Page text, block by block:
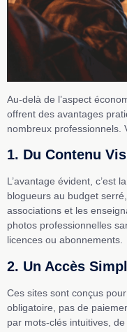
Au-delà de l’aspect
offrent des avantages
nombreux professionnels.
1. Du Contenu
L’avantage évident, c’est
blogueurs au budget
associations et les
photos professionnelles
licences ou abonnements.
2. Un Accès
Ces sites sont conçus
obligatoire, pas de
par mots-clés intuitives,